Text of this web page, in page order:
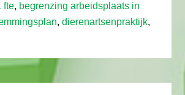
fte, begrenzing arbeidsplaats in
,dierenartsenpraktijk,